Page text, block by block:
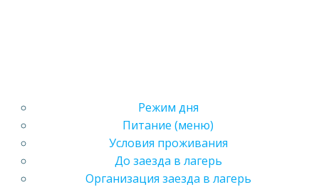
Режим дня
Питание (меню)
Условия проживания
До заезда в лагерь
Организация заезда в лагерь